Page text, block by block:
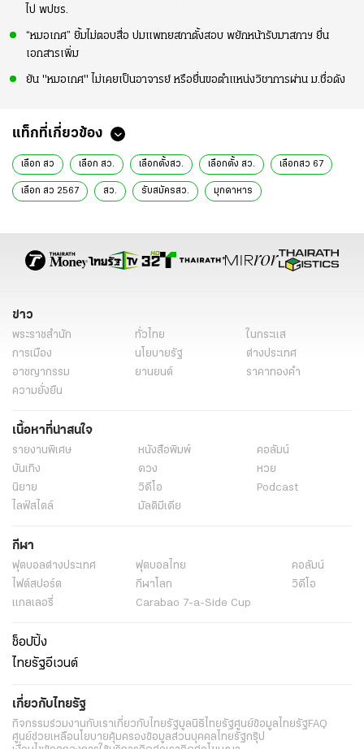
ไป พปชร.
“หมอเกศ” ยิ้มไม่ตอบสื่อ ปมแพทยสภาตั้งสอบ พยักหน้ารับมาสภาฯ ยื่น
เอกสารเพิ่ม
ยัน "หมอเกศ" ไม่เคยเป็นอาจารย์ หรือยื่นขอตำแหน่งวิชาการผ่าน ม.ชื่อดัง
แท็กที่เกี่ยวข้อง
เลือก สว เลือก สว. เลือกตั้งสว. เลือกตั้ง สว. เลือกสว 67
เลือก สว 2567 สว. รับสมัครสว. มุกดาหาร
ข่าวทั่วไป
ข่าว
พระราชสำนัก ทั่วไทย
ในกระแส
การเมือง
นโยบายรัฐ
ต่างประเทศ
อาชญากรรม
ยานยนต์
ราคาทองคำ
ความยั่งยืน
เนื้อหาที่น่าสนใจ
รายงานพิเศษ หนังสือพิมพ์
คอลัมน์
บันเทิง
ดวง
หวย
นิยาย
วิดีโอ
Podcast
ไลฟ์สไตล์
มัลติมีเดีย
กีฬา
ฟุตบอลต่่างประเทศ ฟุตบอลไทย
คอลัมน์
ไฟต์สปอร์ต
กีฬาโลก
วิดีโอ
แกลเลอรี่
Carabao 7-a-Side Cup
ช็อปปิ้ง
ไทยรัฐอีเวนต์
เกี่ยวกับไทยรัฐ
กิจกรรมร่วมงานกับเราเกี่ยวกับไทยรัฐมูลนิธิไทยรัฐศูนย์ข้อมูลไทยรัฐ FAQ
ศูนย์ช่วยเหลือนโยบายคุ้มครองข้อมูลส่วนบุคคลไทยรัฐกรุ๊ป